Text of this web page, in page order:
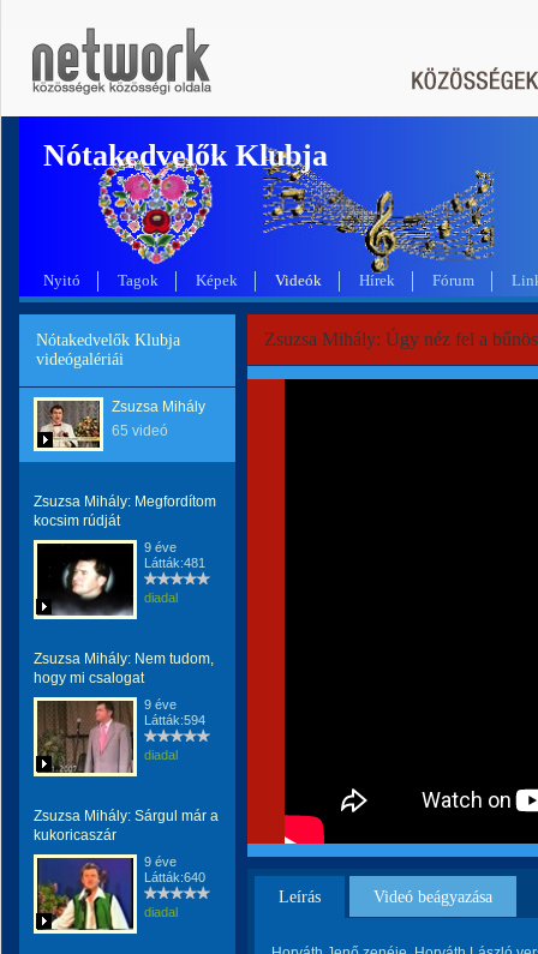
Nótakedvelők Klubja
Nyitó Tagok Képek Videók Hírek Fórum
Nótakedvelők Klubja
videógalériái
Zsuzsa Mihály
65 videó
Zsuzsa Mihály: Megfordítom
kocsim rúdját
9 éve
Látták:481
diadal
Zsuzsa Mihály: Nem tudom,
hogy mi csalogat
9 éve
Látták:594
diadal
Zsuzsa Mihály: Sárgul már a
kukoricaszár
9 éve
Látták:640
diadal
Zsuzsa Mihály: Úgy néz fel a
Leírás Videó beágyazása